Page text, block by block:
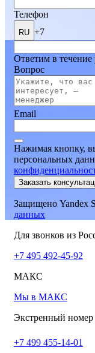
Телефон
RU +7
Ответим в течение
Вопрос
Email
Нажимая кнопку,
персональных
Заказать
Защищено Yandex
данных
Для звонков из
+7 495 492-45-92
МАКС
Мы в МАКС
Экстренный номер
+7 499 455-14-01